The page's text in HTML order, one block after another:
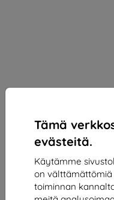
Tämä
evästeitä.
Käytämme
on välttämättömiä
toiminnan
3mk
Pura 80 Pro / 80